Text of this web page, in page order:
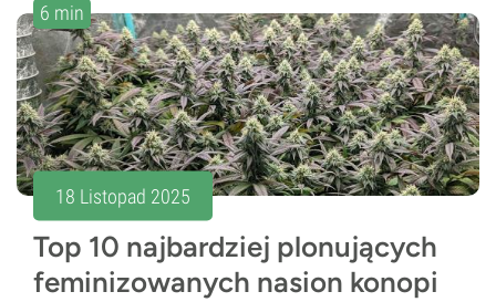
6 min
18 Listopad 2025
Top 10 najbardziej plonujących
feminizowanych nasion konopi